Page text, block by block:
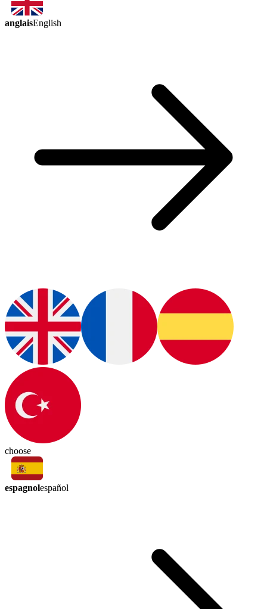
anglaisEnglish
choose
espagnolespañol